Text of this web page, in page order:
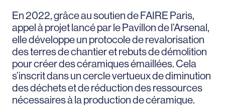
En 2022, grâce au soutien de FAIRE Paris,
appel à projet lancé par le Pavillon de l’Arsenal,
elle développe un protocole de revalorisation
des terres de chantier et rebuts de démolition
pour créer des céramiques émaillées. Cela
s’inscrit dans un cercle vertueux de diminution
des déchets et de réduction des ressources
nécessaires à la production de céramique.